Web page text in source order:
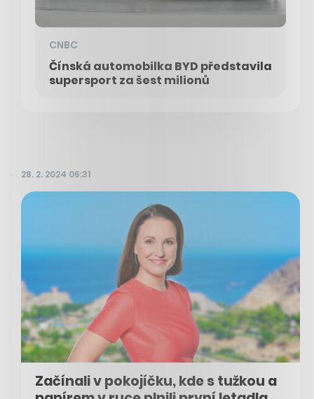
CNBC
Čínská automobilka BYD představila
supersport za šest milionů
28. 2. 2024 06:31
Začínali v pokojíčku, kde s tužkou a